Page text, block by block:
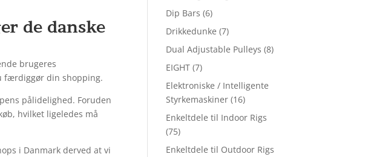
de danske
brugeres
færdiggør din shopping.
pålidelighed. Foruden
hvilket ligeledes må
i Danmark derved at vi
Dip Bars (6)
Drikkedunke (7)
Dual Adjustable Pulleys (8)
EIGHT (7)
Elektroniske / Intelligente
Styrkemaskiner (16)
Enkeltdele til Indoor Rigs
(75)
Enkeltdele til Outdoor Rigs